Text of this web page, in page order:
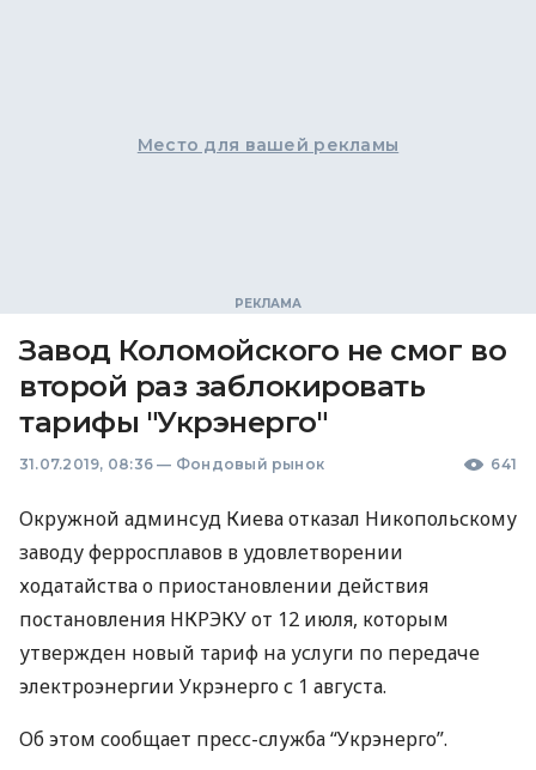
Место для вашей рекламы
Завод Коломойского не смог во
второй раз заблокировать
тарифы "Укрэнерго"
31.07.2019, 08:36 — Фондовый рынок 641
Окружной админсуд Киева отказал Никопольскому
заводу ферросплавов в удовлетворении
ходатайства о приостановлении действия
постановления НКРЭКУот 12 июля, которым
утвержден новый тариф на услуги по передаче
электроэнергии Укрэнерго с 1 августа.
Об этом сообщает пресс-служба “Укрэнерго”.